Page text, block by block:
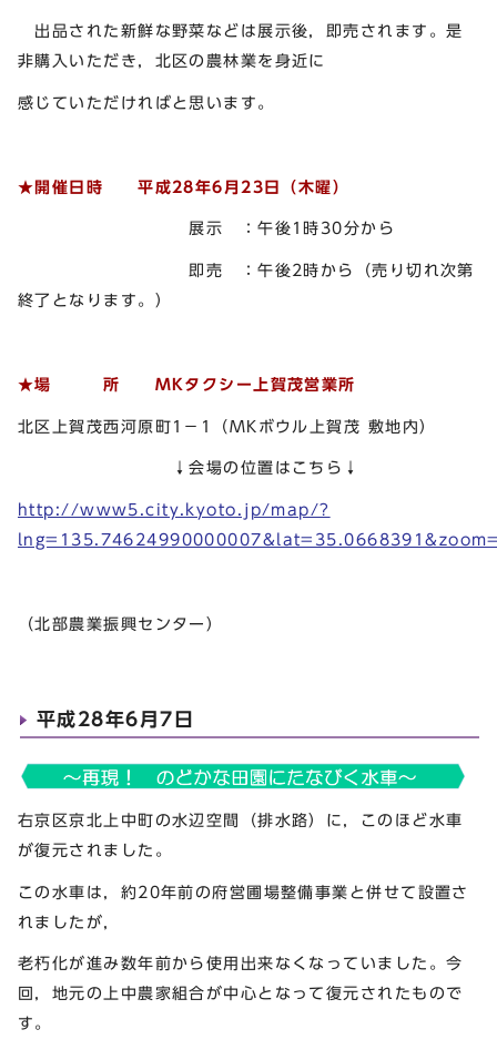
出品された新鮮な野菜などは展示後，即売されます。是
非購入いただき，北区の農林業を身近に
感じていただければと思います。
★開催日時 平成28年6月23日（木曜）
展示 ：午後1時30分から
即売 ：午後2時から（売り切れ次第
終了となります。）
★場 所 MKタクシー上賀茂営業所
北区上賀茂西河原町1－1（MKボウル上賀茂 敷地内）
↓会場の位置はこちら↓
http://www5.city.kyoto.jp/map/?
（北部農業振興センター）
平成28年6月7日
右京区京北上中町の水辺空間（排水路）に，このほど水車
が復元されました。
この水車は，約20年前の府営圃場整備事業と併せて設置さ
れましたが，
老朽化が進み数年前から使用出来なくなっていました。今
回，地元の上中農家組合が中心となって復元されたもので
す。